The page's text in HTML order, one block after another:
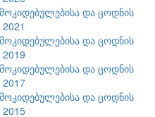
და ცოდნის
და ცოდნის
და ცოდნის
და ცოდნის